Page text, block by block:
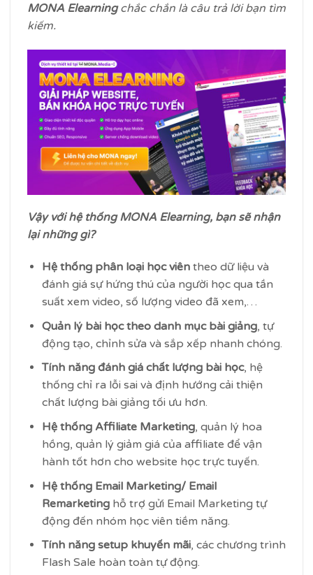
MONA Elearningchắc chắn là câu trả lời bạn tìm
kiếm.
Vậy với hệ thống MONA Elearning, bạn sẽ nhận
lại những gì?
Hệ thống phân loại học viêntheo dữ liệu và
đánh giá sự hứng thú của người học qua tần
suất xem video, số lượng video đã xem,…
Quản lý bài học theo danh mục bài giảng, tự
động tạo, chỉnh sửa và sắp xếp nhanh chóng.
Tính năng đánh giá chất lượng bài học, hệ
thống chỉ ra lỗi sai và định hướng cải thiện
chất lượng bài giảng tối ưu hơn.
Hệ thống Affiliate Marketing, quản lý hoa
hồng, quản lý giảm giá của affiliate để vận
hành tốt hơn cho website học trực tuyến.
Hệ thống Email Marketing/ Email
Remarketinghỗ trợ gửi Email Marketing tự
động đến nhóm học viên tiềm năng.
Tính năng setup khuyến mãi, các chương trình
Flash Sale hoàn toàn tự động.